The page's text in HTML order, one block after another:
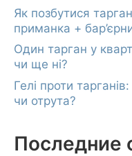
Як позбутися
приманка +
Один тарган у
чи ще ні?
Гелі проти
чи отрута?
Последние